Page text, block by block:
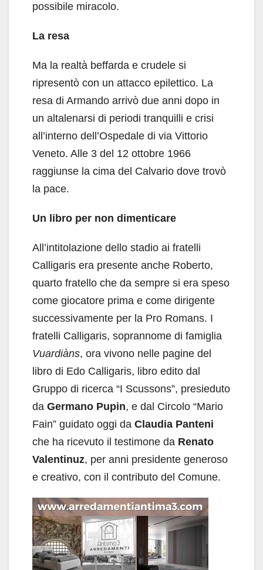
possibile miracolo.
La resa
Ma la realtà beffarda e crudele si
ripresentò con un attacco epilettico. La
resa di Armando arrivò due anni dopo in
un altalenarsi di periodi tranquilli e crisi
all’interno dell’Ospedale di via Vittorio
Veneto. Alle 3 del 12 ottobre 1966
raggiunse la cima del Calvario dove trovò
la pace.
Un libro per non dimenticare
All’intitolazione dello stadio ai fratelli
Calligaris era presente anche Roberto,
quarto fratello che da sempre si era speso
come giocatore prima e come dirigente
successivamente per la Pro Romans. I
fratelli Calligaris, soprannome di famiglia
Vuardiàns, ora vivono nelle pagine del
libro di Edo Calligaris, libro edito dal
Gruppo di ricerca “I Scussons”, presieduto
da Germano Pupin, e dal Circolo “Mario
Fain” guidato oggi da Claudia Panteni
che ha ricevuto il testimone da Renato
Valentinuz, per anni presidente generoso
e creativo, con il contributo del Comune.